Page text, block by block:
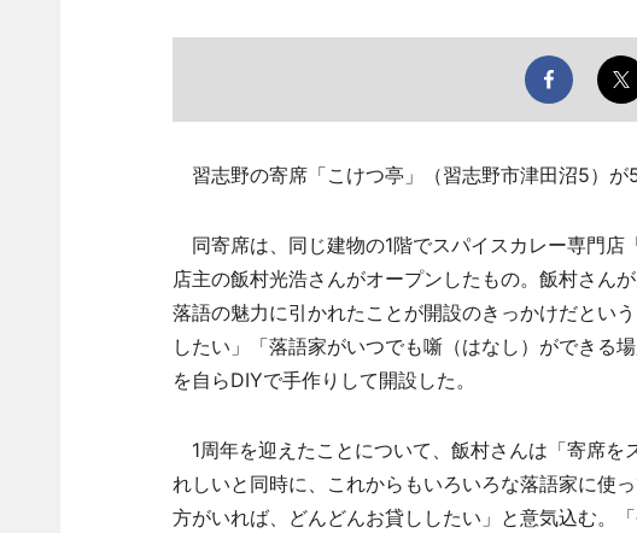
習志野の寄席「こけつ亭」（習志野市津田沼5）が
同寄席は、同じ建物の1階でスパイスカレー専門店
店主の飯村光浩さんがオープンしたもの。飯村さん
落語の魅力に引かれたことが開設のきっかけだとい
したい」「落語家がいつでも噺（はなし）ができる
を自らDIYで手作りして開設した。
1周年を迎えたことについて、飯村さんは「寄席を
れしいと同時に、これからもいろいろな落語家に使
方がいれば、どんどんお貸ししたい」と意気込む。